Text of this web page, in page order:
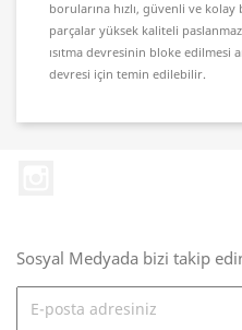
borularına hızlı, güvenli ve
parçalar yüksek kaliteli
ısıtma devresinin bloke edilmesi
devresi için temin edilebilir.
Sosyal Medyada bizi takip